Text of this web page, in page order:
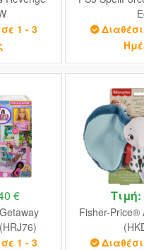
1 - 3
€
1 - 3
Τιμή:
Fisher-Price®